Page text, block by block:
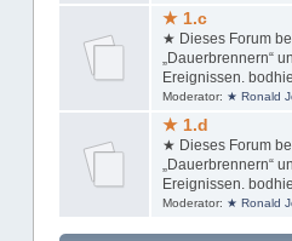
★ 1.c
★ Dieses Forum
„Dauerbrennern“
Ereignissen.
Moderator: ★ Ronald
★ 1.d
★ Dieses Forum
„Dauerbrennern“
Ereignissen.
Moderator: ★ Ronald